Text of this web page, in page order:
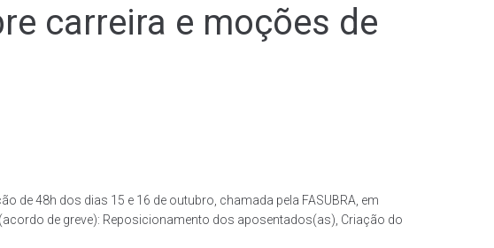
carreira e moções de
de 48h dos dias 15 e 16 de outubro, chamada pela FASUBRA, em
de greve): Reposicionamento dos aposentados(as), Criação do